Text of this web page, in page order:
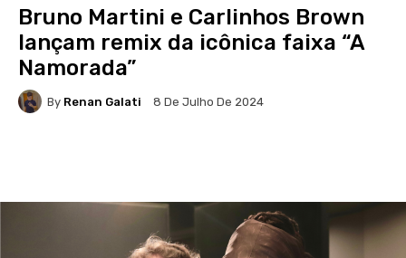
Bruno Martini e Carlinhos Brown
lançam remix da icônica faixa “A
Namorada”
By Renan Galati 8 De Julho De 2024